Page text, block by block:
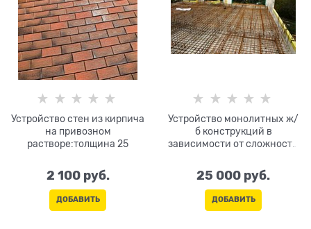
Устройство стен из кирпича
на привозном
растворе:толщина 25
2 100 руб.
ДОБАВИТЬ
Устройство монолитных ж/
б конструкций в
зависимости от сложности
25 000 руб.
ДОБАВИТЬ